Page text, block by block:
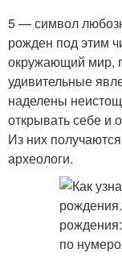
5 — символ
рожден под этим
окружающий мир,
удивительные
наделены
открывать себе и
Из них
археологи.